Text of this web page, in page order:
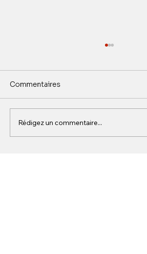
Dans l’histoire de la photographie
les années 195
Commentaires
Rédigez un commentaire...